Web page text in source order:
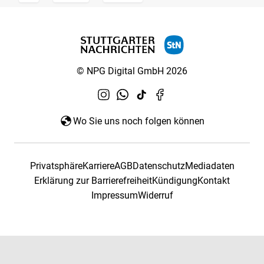
© NPG Digital GmbH 2026
Wo Sie uns noch folgen können
PrivatsphäreKarriereAGBDatenschutzMediadaten
Erklärung zur BarrierefreiheitKündigungKontakt
ImpressumWiderruf